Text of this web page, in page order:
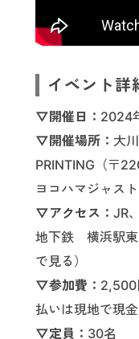
イベント詳
▽開催日： 2024
▽開催場所： 大
PRINTING（〒
ヨコハマジャスト
▽アクセス： JR
地下鉄 横浜駅東
で見る）
▽参加費： 2,500
払いは現地で現
▽定員： 30名